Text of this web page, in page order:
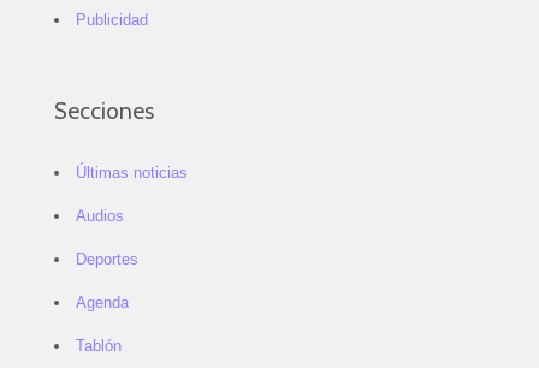
Publicidad
Secciones
Últimas noticias
Audios
Deportes
Agenda
Tablón